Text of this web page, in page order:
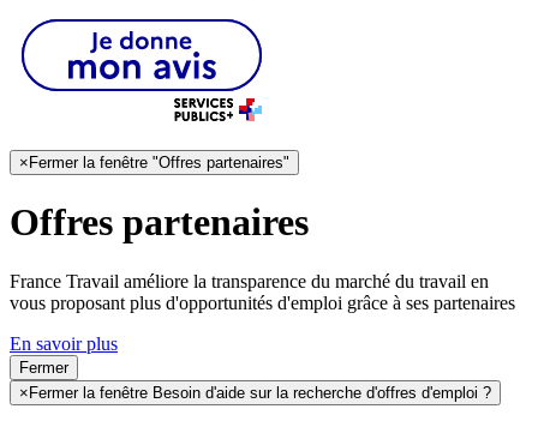
× Fermer la fenêtre "Offres partenaires"
Offres partenaires
France Travail améliore la transparence du marché du travail en
vous proposant plus d'opportunités d'emploi grâce à ses partenaires
En savoir plus
Fermer
× Fermer la fenêtre Besoin d'aide sur la recherche d'offres d'emploi ?